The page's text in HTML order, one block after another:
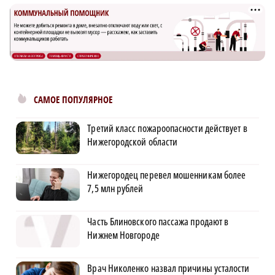
САМОЕ ПОПУЛЯРНОЕ
Третий класс пожароопасности действует в
Нижегородской области
Нижегородец перевел мошенникам более
7,5 млн рублей
Часть Блиновского пассажа продают в
Нижнем Новгороде
Врач Николенко назвал причины усталости